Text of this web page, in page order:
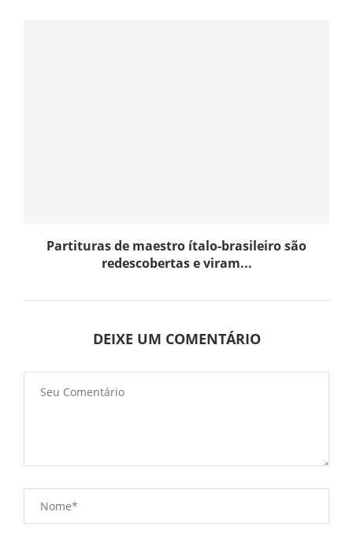
Partituras de maestro ítalo-brasileiro são
redescobertas e viram...
DEIXE UM COMENTÁRIO